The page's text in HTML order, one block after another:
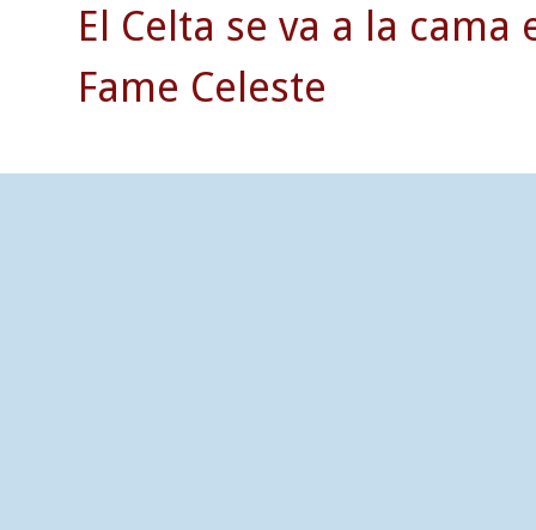
El Celta se va a la
Fame Celeste